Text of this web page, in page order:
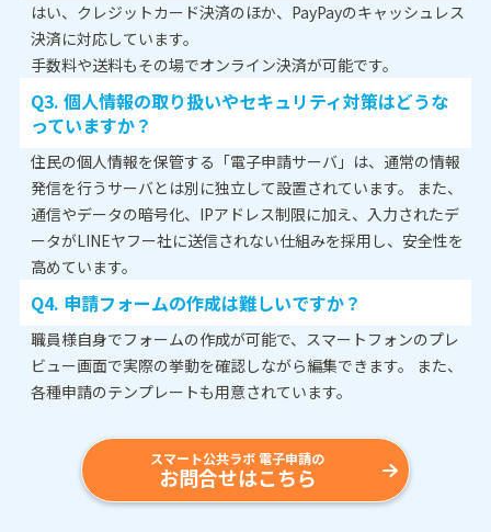
はい、クレジットカード決済のほか、PayPayのキャッシュレス
決済に対応しています。
手数料や送料もその場でオンライン決済が可能です。
Q3. 個人情報の取り扱いやセキュリティ対策はどうな
っていますか？
住民の個人情報を保管する「電子申請サーバ」は、通常の情報
発信を行うサーバとは別に独立して設置されています。 また、
通信やデータの暗号化、IPアドレス制限に加え、入力されたデ
ータがLINEヤフー社に送信されない仕組みを採用し、安全性を
高めています。
Q4. 申請フォームの作成は難しいですか？
職員様自身でフォームの作成が可能で、スマートフォンのプレ
ビュー画面で実際の挙動を確認しながら編集できます。 また、
各種申請のテンプレートも用意されています。
スマート公共ラボ 電子申請の
お問合せはこちら